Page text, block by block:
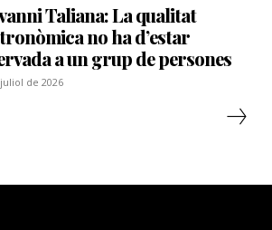
Taliana: La qualitat
no ha d’estar
a un grup de persones
de 2026